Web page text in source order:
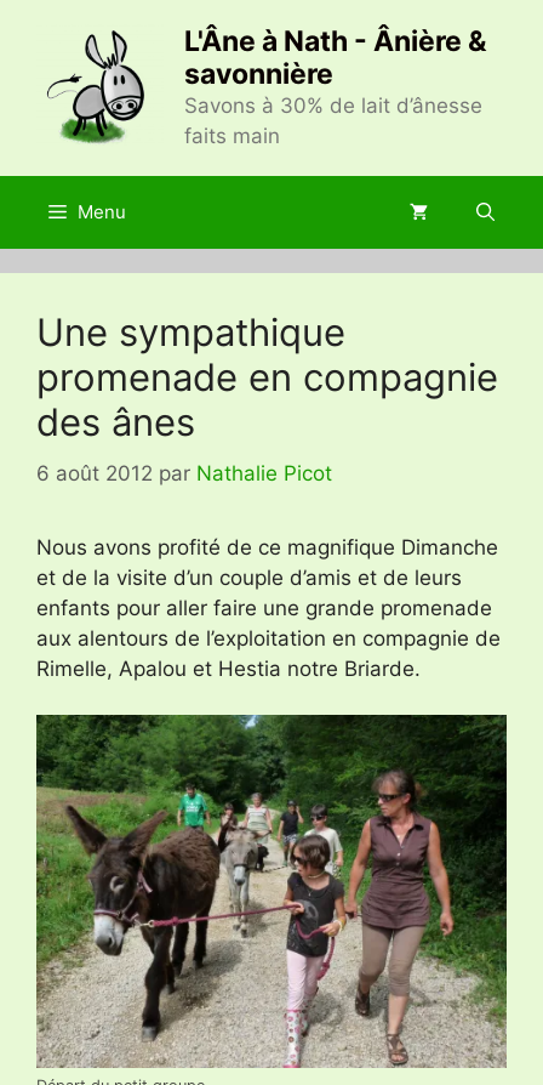
contenu
L'Âne à Nath - Ânière &
savonnière
Savons à 30% de lait d’ânesse
faits main
Menu
Une sympathique
promenade en compagnie
des ânes
6 août 2012 par Nathalie Picot
Nous avons profité de ce magnifique Dimanche
et de la visite d’un couple d’amis et de leurs
enfants pour aller faire une grande promenade
aux alentours de l’exploitation en compagnie de
Rimelle, Apalou et Hestia notre Briarde.